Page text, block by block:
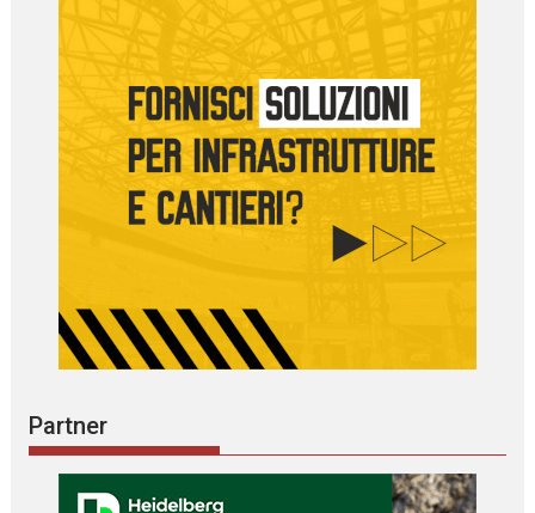
Partner